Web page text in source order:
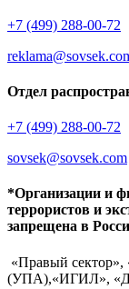
+7 (499) 288-00-72
Отдел
+7 (499) 288-00-72
sovsek@sovsek.com
*Организации и
террористов и
запрещена в
«Правый сектор»,
(УПА),«ИГИЛ»,